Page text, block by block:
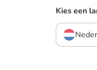
Kies een